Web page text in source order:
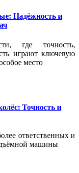
Надёжность и
где точность,
играют ключевую
место
Точность и
ответственных и
машины